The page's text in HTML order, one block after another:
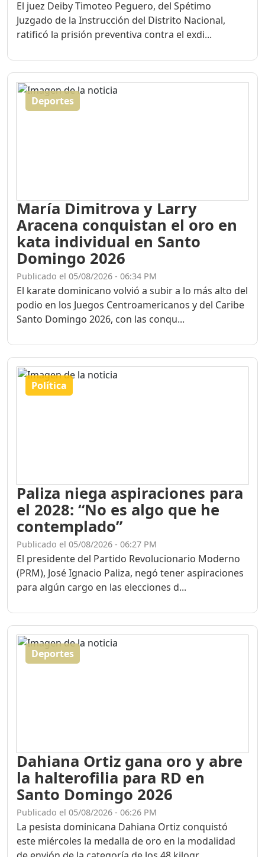
El juez Deiby Timoteo Peguero, del Spétimo
Juzgado de la Instrucción del Distrito Nacional,
ratificó la prisión preventiva contra el exdi...
Deportes
María Dimitrova y Larry
Aracena conquistan el oro en
kata individual en Santo
Domingo 2026
Publicado el 05/08/2026 - 06:34 PM
El karate dominicano volvió a subir a lo más alto del
podio en los Juegos Centroamericanos y del Caribe
Santo Domingo 2026, con las conqu...
Política
Paliza niega aspiraciones para
el 2028: “No es algo que he
contemplado”
Publicado el 05/08/2026 - 06:27 PM
El presidente del Partido Revolucionario Moderno
(PRM), José Ignacio Paliza, negó tener aspiraciones
para algún cargo en las elecciones d...
Deportes
Dahiana Ortiz gana oro y abre
la halterofilia para RD en
Santo Domingo 2026
Publicado el 05/08/2026 - 06:26 PM
La pesista dominicana Dahiana Ortiz conquistó
este miércoles la medalla de oro en la modalidad